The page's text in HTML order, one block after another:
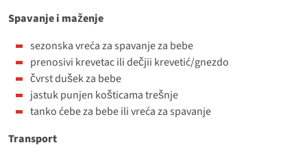
Spavanje i maženje
sezonska vreća za spavanje za bebe
prenosivi krevetac ili dečjii krevetić/gnezdo
čvrst dušek za bebe
jastuk punjen košticama trešnje
tanko ćebe za bebe ili vreća za spavanje
Transport